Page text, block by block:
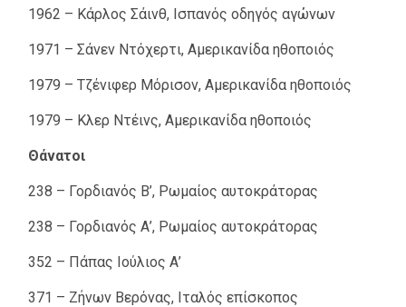
1962 – Κάρλος Σάινθ, Ισπανός οδηγός αγώνων
1971 – Σάνεν Ντόχερτι, Αμερικανίδα ηθοποιός
1979 – Τζένιφερ Μόρισον, Αμερικανίδα ηθοποιός
1979 – Κλερ Ντέινς, Αμερικανίδα ηθοποιός
Θάνατοι
238 – Γορδιανός Β’, Ρωμαίος αυτοκράτορας
238 – Γορδιανός Α’, Ρωμαίος αυτοκράτορας
352 – Πάπας Ιούλιος Α’
371 – Ζήνων Βερόνας, Ιταλός επίσκοπος